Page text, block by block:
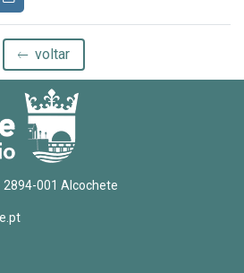
voltar
2894-001 Alcochete